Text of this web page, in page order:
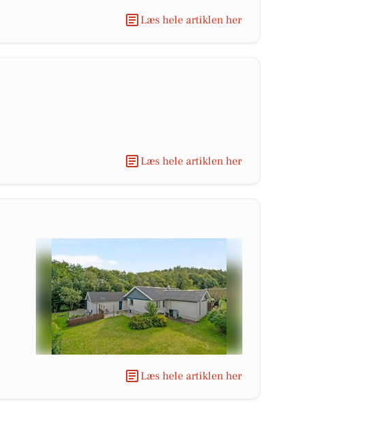
Læs hele artiklen her
Læs hele artiklen her
Læs hele artiklen her